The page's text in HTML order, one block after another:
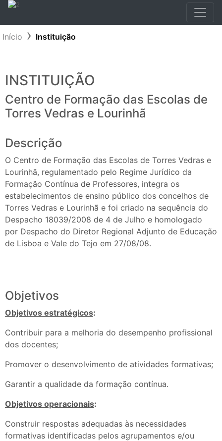
Início Instituição
INSTITUIÇÃO
Centro de Formação das Escolas de
Torres Vedras e Lourinhã
Descrição
O Centro de Formação das Escolas de Torres Vedras e
Lourinhã, regulamentado pelo Regime Jurídico da
Formação Contínua de Professores, integra os
estabelecimentos de ensino público dos concelhos de
Torres Vedras e Lourinhã e foi criado na sequência do
Despacho 18039/2008 de 4 de Julho e homologado
por Despacho do Diretor Regional Adjunto de Educação
de Lisboa e Vale do Tejo em 27/08/08.
Objetivos
Objetivos estratégicos:
Contribuir para a melhoria do desempenho profissional
dos docentes;
Promover o desenvolvimento de atividades formativas;
Garantir a qualidade da formação contínua.
Objetivos operacionais:
Construir respostas adequadas às necessidades
formativas identificadas pelos agrupamentos e/ou